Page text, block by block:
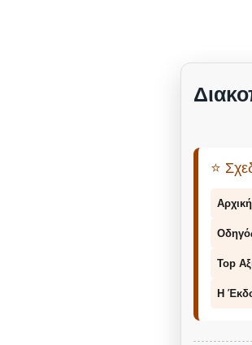
⭐
Top
Η